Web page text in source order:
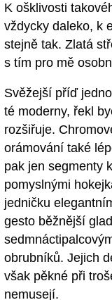
K ošklivosti
vždycky daleko, k
stejně tak. Zlatá
s tím pro mě
Svěžejší příď
té moderny, řekl
rozšiřuje.
orámování také
pak jen segmenty
pomyslnými
jedničku
gesto běžnější
obrubníků. Jejich
však pěkné při
nemusejí.